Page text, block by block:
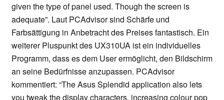
given the type of panel used. Though the screen is
adequate”. Laut PCAdvisor sind Schärfe und
Farbsättigung in Anbetracht des Preises fantastisch. Ein
weiterer Pluspunkt des UX310UA ist ein individuelles
Programm, dass es dem User ermöglicht, den Bildschirm
an seine Bedürfnisse anzupassen. PCAdvisor
kommentiert: “The Asus Splendid application also lets
you tweak the display characters, increasing colour pop